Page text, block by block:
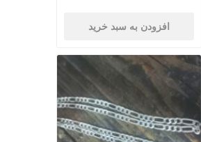
افزودن به سبد خرید